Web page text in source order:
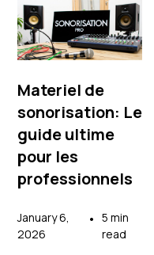
Materiel de
sonorisation: Le
guide ultime
pour les
professionnels
January 6,
2026
• 5 min
read